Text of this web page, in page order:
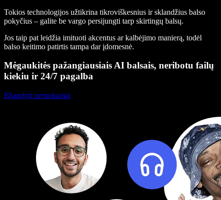
Tokios technologijos užtikrina tikroviškesnius ir sklandžius balso
pokyčius – galite be vargo persijungti tarp skirtingų balsų.
Jos taip pat leidžia imituoti akcentus ar kalbėjimo manierą, todėl
balso keitimo patirtis tampa dar įdomesnė.
Mėgaukitės pažangiausiais AI balsais, neribotu failų
kiekiu ir 24/7 pagalba
Išbandyti nemokamai